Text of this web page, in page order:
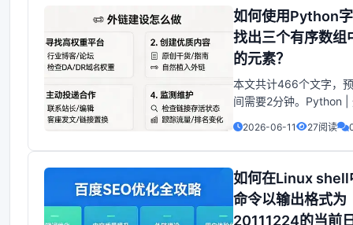
试了批量插入数据的方
网上搜索的方法。最近
一个问题导入数据到后
如何使用Python
找出三个有序数组
的元素？
本文共计466个文字，
间需要2分钟。Python |
交集中找到三个排序数
元素原文：H+Python |
交集中找到三个排序数
元素原文：
2026-06-11 27阅读
如何在Linux shell
命令以输出格式为
20111224的当前